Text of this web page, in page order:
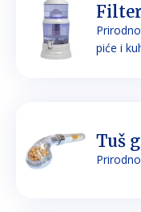
piće i
Tuš